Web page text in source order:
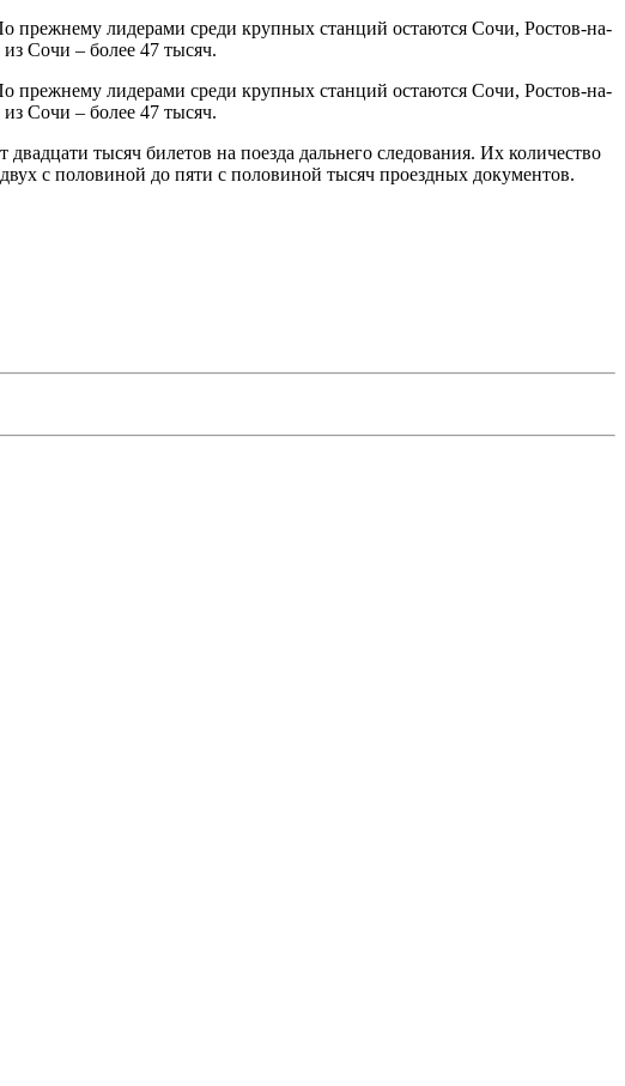
прежнему лидерами среди крупных станций остаются Сочи, Ростов-на-
Сочи – более 47 тысяч.
прежнему лидерами среди крупных станций остаются Сочи, Ростов-на-
Сочи – более 47 тысяч.
тысяч билетов на поезда дальнего следования. Их количество
с половиной до пяти с половиной тысяч проездных документов.